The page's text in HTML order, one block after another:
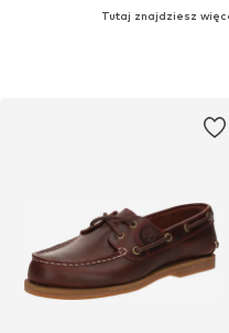
Tutaj znajdziesz